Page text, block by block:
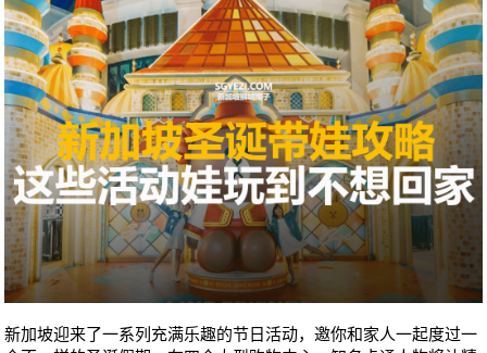
新加坡迎来了一系列充满乐趣的节日活动，邀你和家人一起度过一